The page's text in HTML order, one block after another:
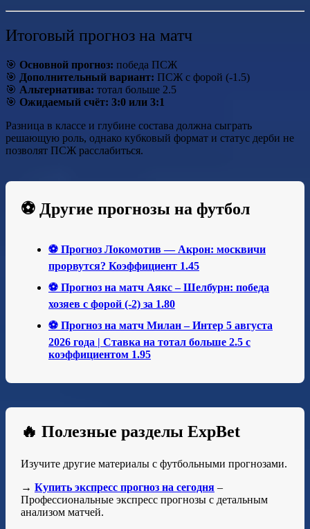
Итоговый прогноз на матч
🎯 Основной прогноз: победа ПСЖ
🎯 Дополнительный вариант: ПСЖ с форой (-1.5)
🎯 Альтернатива: тотал больше 2.5
🎯 Ожидаемый счёт: 3:0 или 3:1
Разница в классе и глубине состава должна сыграть
решающую роль, однако кубковый формат и статус дерби не
позволят ПСЖ расслабиться.
⚽ Другие прогнозы на футбол
⚽ Прогноз Локомотив — Акрон: москвичи
прорвутся? Коэффициент 1.45
⚽ Прогноз на матч Аякс – Шелбурн: победа
хозяев с форой (-2) за 1.80
⚽ Прогноз на матч Милан – Интер 5 августа
2026 года | Ставка на тотал больше 2.5 с
коэффициентом 1.95
🔥 Полезные разделы ExpBet
Изучите другие материалы с футбольными прогнозами.
→ Купить экспресс прогноз на сегодня –
Профессиональные экспресс прогнозы с детальным
анализом матчей.